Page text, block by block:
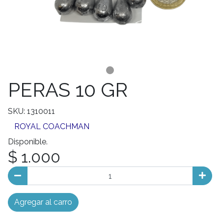
PERAS 10 GR
SKU: 1310011
ROYAL COACHMAN
Disponible.
$ 1.000
Agregar al carro